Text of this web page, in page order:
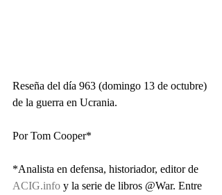
Reseña del día 963 (domingo 13 de octubre)
de la guerra en Ucrania.
Por Tom Cooper*
*Analista en defensa, historiador, editor de
ACIG.info y la serie de libros @War. Entre